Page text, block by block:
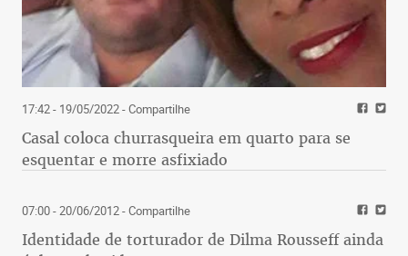
17:42 - 19/05/2022- Compartilhe
Casal coloca churrasqueira em quarto para se
esquentar e morre asfixiado
07:00 - 20/06/2012- Compartilhe
Identidade de torturador de Dilma Rousseff ainda